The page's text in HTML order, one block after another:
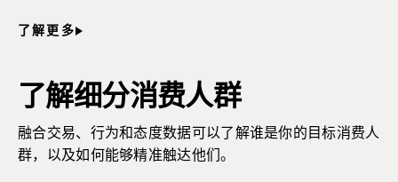
了解更多
了解细分消费人群
融合交易、行为和态度数据可以了解谁是你的目标消费人
群，以及如何能够精准触达他们。